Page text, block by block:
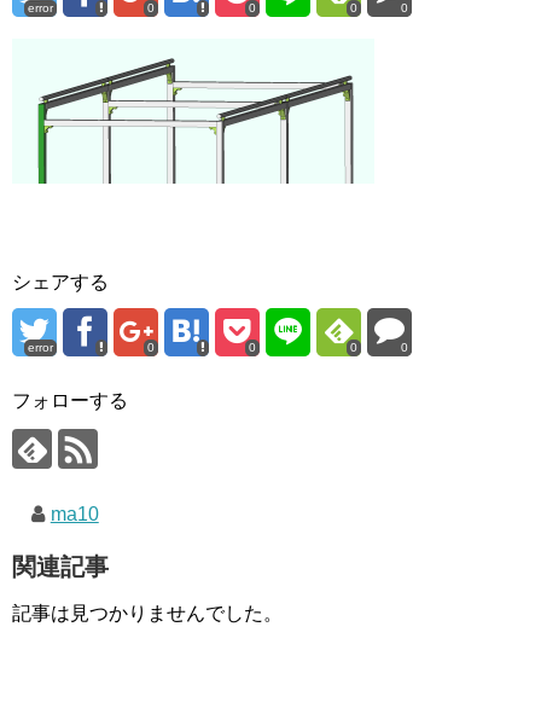
error 0 0 0 0
シェアする
error 0 0 0 0
フォローする
ma10
関連記事
記事は見つかりませんでした。